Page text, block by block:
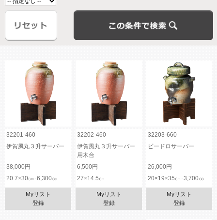
32201-460 32202-460
32203-660
伊賀風丸３升サーバー
伊賀風丸３升サーバー
用木台
ビードロサーバー
38,000円 6,500円
26,000円
20.7×30㎝･6,300㏄
27×14.5㎝ 20×19×35㎝･3,700㏄
Myリスト
登録
Myリスト
登録
Myリスト
登録